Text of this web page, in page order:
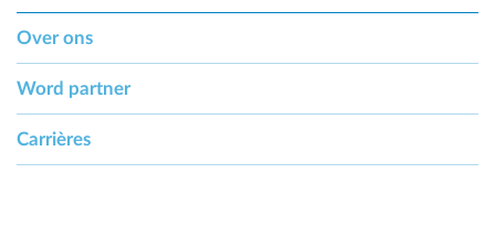
Over ons
Word partner
Carrières